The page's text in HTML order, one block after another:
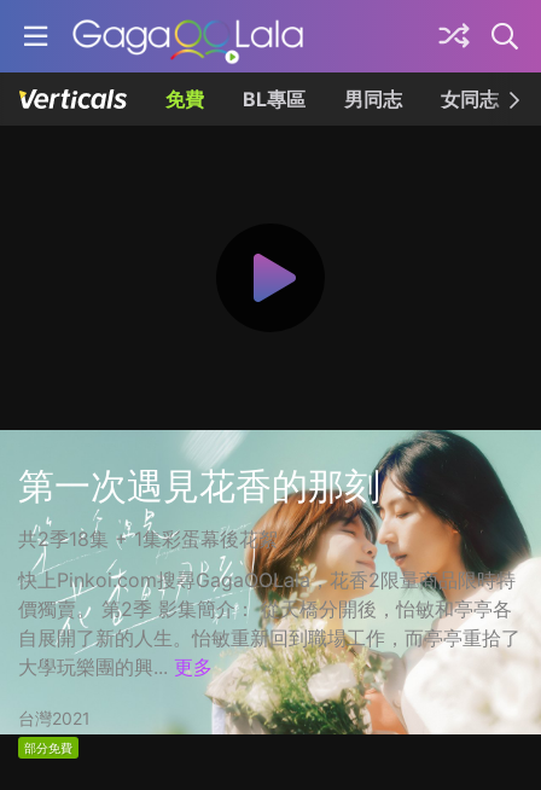
免費 BL專區 男同志 女同志
第一次遇見花香的那刻
共2季18集 + 1集彩蛋幕後花絮
快上Pinkoi.com搜尋GagaOOLala，花香2限量商品限時特
價獨賣。 第2季 影集簡介： 從天橋分開後，怡敏和亭亭各
自展開了新的人生。怡敏重新回到職場工作，而亭亭重拾了
大學玩樂團的興... 更多
台灣2021
部分免費